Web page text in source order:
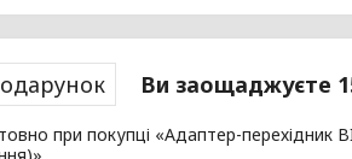
Ви заощаджуєте
при покупці «Адаптер-перехідник